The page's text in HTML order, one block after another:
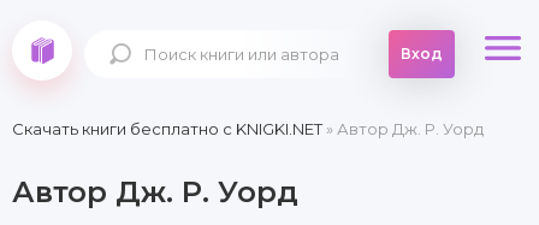
Вход
Скачать книги бесплатно c KNIGKI.NET» Автор Дж. Р. Уорд
Автор Дж. Р. Уорд